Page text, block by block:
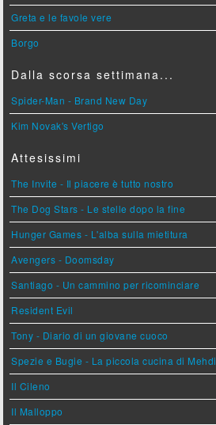
Greta e le favole vere
Borgo
Dalla scorsa settimana...
Spider-Man - Brand New Day
Kim Novak's Vertigo
Attesissimi
The Invite - Il piacere è tutto nostro
The Dog Stars - Le stelle dopo la fine
Hunger Games - L'alba sulla mietitura
Avengers - Doomsday
Santiago - Un cammino per ricominciare
Resident Evil
Tony - Diario di un giovane cuoco
Spezie e Bugie - La piccola cucina di Mehdi
Il Cileno
Il Malloppo